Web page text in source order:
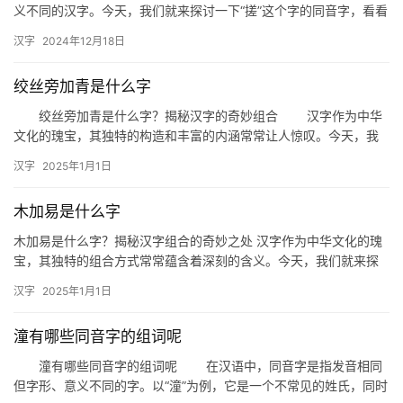
义不同的汉字。今天，我们就来探讨一下“搓”这个字的同音字，看看
汉字 2024年12月18日
绞丝旁加青是什么字
绞丝旁加青是什么字？揭秘汉字的奇妙组合 汉字作为中华
文化的瑰宝，其独特的构造和丰富的内涵常常让人惊叹。今天，我
字？…
汉字 2025年1月1日
木加易是什么字
木加易是什么字？揭秘汉字组合的奇妙之处 汉字作为中华文化的瑰
宝，其独特的组合方式常常蕴含着深刻的含义。今天，我们就来探
我…
汉字 2025年1月1日
潼有哪些同音字的组词呢
潼有哪些同音字的组词呢 在汉语中，同音字是指发音相同
但字形、意义不同的字。以“潼”为例，它是一个不常见的姓氏，同时